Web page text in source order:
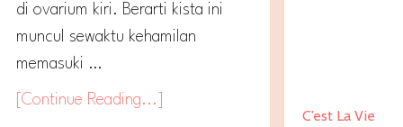
di ovarium kiri. Berarti kista ini
muncul sewaktu kehamilan
memasuki …
[Continue Reading...]
C’est La Vie